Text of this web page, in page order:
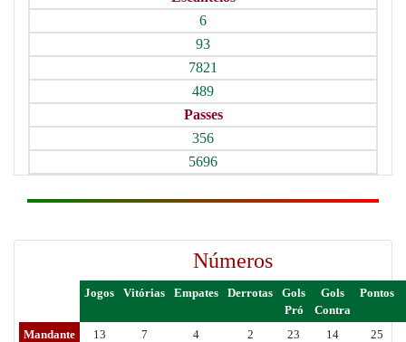
6
93
7821
489
Passes
356
5696
Números
Jogos Vitórias Empates Derrotas
Gols
Pró
Gols
Contra
Pontos
Mandante 13 7 4 2 23 14
25